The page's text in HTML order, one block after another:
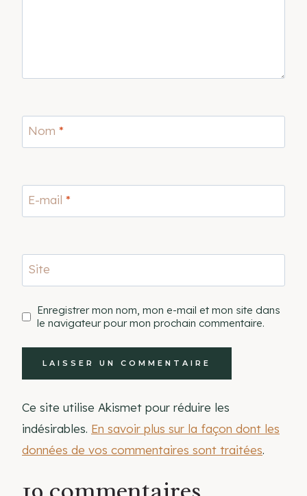
Nom *
E-mail *
Site
Enregistrer mon nom, mon e-mail et mon site dans
le navigateur pour mon prochain commentaire.
Ce site utilise Akismet pour réduire les
indésirables. En savoir plus sur la façon dont les
données de vos commentaires sont traitées.